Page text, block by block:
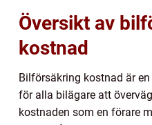
Översikt av
kostnad
Bilförsäkring kostnad är
för alla bilägare att
kostnaden som en förare